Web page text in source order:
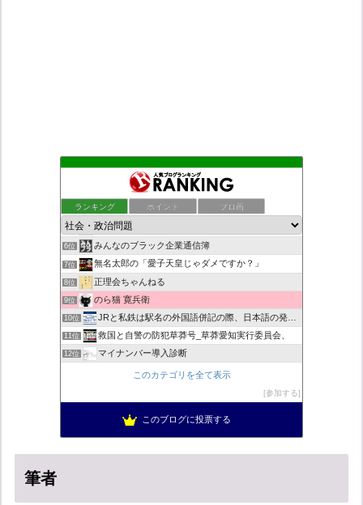
ランキング ポイント ブロ画
もえるあじあ
死神タカ位置サナエのオイルショックドクトリン憲法改悪計画！
ダリチョコ dalichoko
5位 恥を知れ、恥を
6位 みんなのブラック企業通信簿
7位 無名太郎の「愛子天皇じゃダメですか？」
8位 正理会ちゃんねる
9位 のら猫 寛兵衛
10位 JRと私鉄は駅名の外国語併記の際、日本語の発音/…
11位 救国と自警の防犯草莽号_草莽愛知実行委員会、
12位 マイナンバー導入診断
ヨウイチとウサコの常識がひっくり返る消費税
日本の覚醒
このカテゴリを全て表示
参加する
このブログに投票する
筆者